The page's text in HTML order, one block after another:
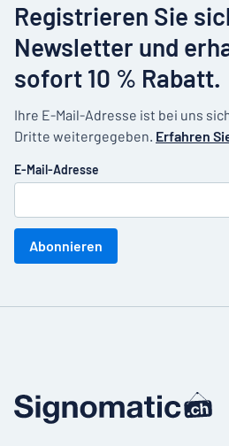
Registrieren Sie
Newsletter und
sofort 10 % Rabatt.
Ihre E-Mail-Adresse ist bei uns
Dritte weitergegeben. Erfahren
E-Mail-Adresse
Abonnieren